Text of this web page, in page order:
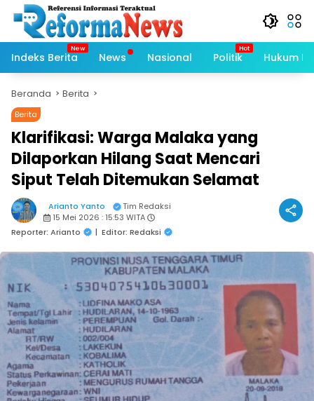
Langsung
konten
Indeks Berita
News Nasional Politik Hukum
Beranda Berita
Berita
Klarifikasi: Warga Malaka yang
Dilaporkan Hilang Saat Mencari
Siput Telah Ditemukan Selamat
Arianto Yanto
Tim Redaksi
15 Mei 2026 : 15:53 WITA
Reporter: Arianto
| Editor: Redaksi